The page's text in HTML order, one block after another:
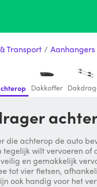
Transport /
Dakkoffer
die achterop de auto
tegelijk wilt vervoeren
en gemakkelijk
tot vier fietsen,
ook handig voor het